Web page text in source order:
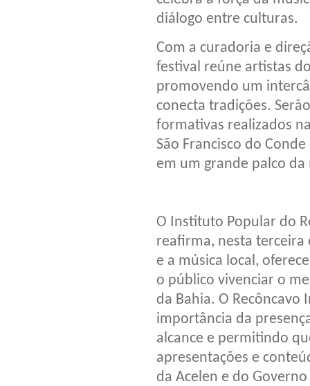
diálogo entre culturas.
Com a curadoria e
festival reúne artistas
promovendo um
conecta tradições.
formativas realizados
São Francisco do
em um grande palco
O Instituto Popular do
reafirma, nesta terceira
e a música local,
o público vivenciar o
da Bahia. O
importância da
alcance e permitindo
apresentações e
da Acelen e do